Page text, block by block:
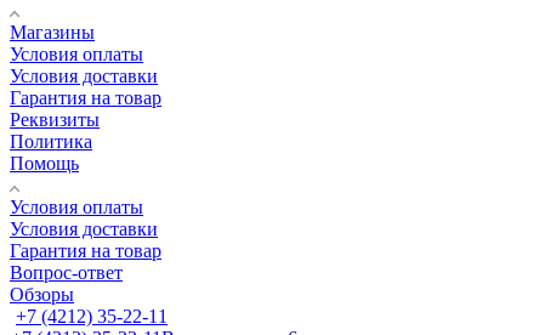
Магазины
Условия оплаты
Условия доставки
Гарантия на товар
Реквизиты
Политика
Помощь
Условия оплаты
Условия доставки
Гарантия на товар
Вопрос-ответ
Обзоры
+7 (4212) 35-22-11